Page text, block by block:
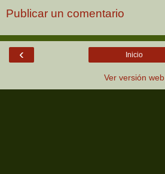
Publicar un comentario
‹ Inicio
Ver versión web